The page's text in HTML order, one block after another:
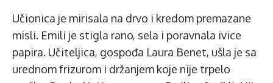
Učionica je mirisala na drvo i kredom premazane
misli. Emili je stigla rano, sela i poravnala ivice
papira. Učiteljica, gospođa Laura Benet, ušla je sa
urednom frizurom i držanjem koje nije trpelo